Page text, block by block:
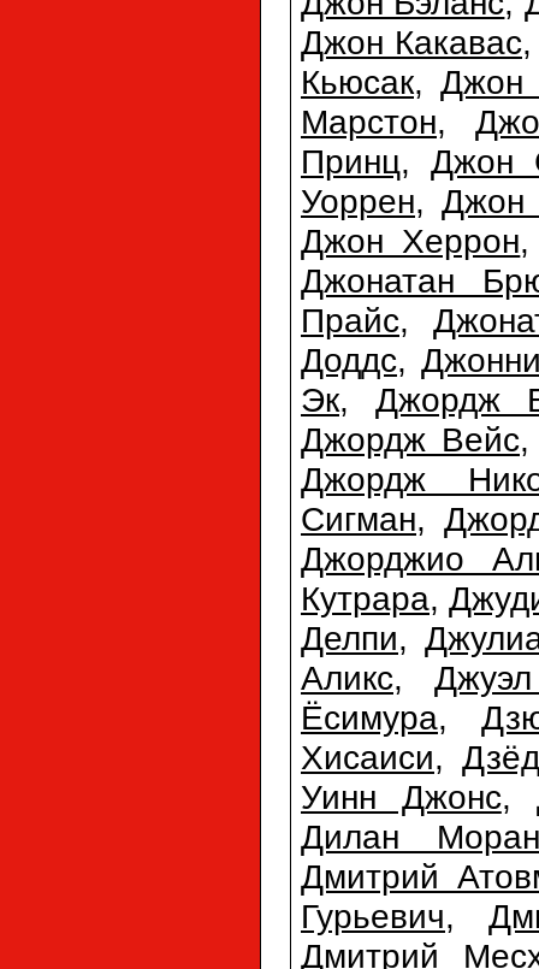
Джон Какавас
Кьюсак, Джон
Марстон,
Принц,Джон
Уоррен,Джон
Джон Херрон
Джонатан
Прайс,
Доддс,
Эк, Джордж
Джордж Вейс
Джордж
Сигман,
Джорджио
Кутрара,
Делпи,
Аликс,
Ёсимура,
Хисаиси,
Уинн Джонс,
Дилан Моран
Дмитрий
Гурьевич,
Дмитрий